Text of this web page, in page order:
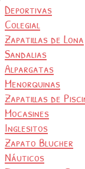
Deportivas
Colegial
Zapatillas de Lona
Sandalias
Alpargatas
Menorquinas
Zapatillas de
Mocasines
Inglesitos
Zapato Blucher
Náuticos